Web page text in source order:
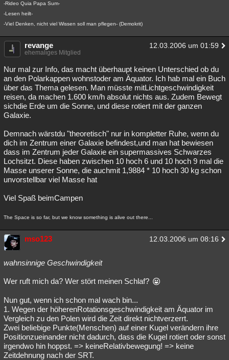
-Rideo Quia Papa Sum-
-Lesen heilt-
-Viel Denken, nicht viel Wissen soll man pflegen- (Demokrit)
revange 12.03.2006 um 01:59
ehemaliges Mitglied
Nur mal zur Info, das macht überhaupt keinen Unterschied ob du
an den Polarkappen wohnstoder am Äquator. Ich hab mal ein Buch
über das Thema gelesen. Man müsste mitLichtgeschwindigkeit
reisen, da machen 1.600 km/h absolut nichts aus. Zudem Bewegt
sichdie Erde um die Sonne, und diese rotiert mit der ganzen
Galaxie.
Demnach wärstdu "theoretisch" nur in kompletter Ruhe, wenn du
dich im Zentrum einer Galaxie befindest,und man hat bewiesen
dass im Zentrum jeder Galaxie ein supermassives Schwarzes
Lochsitzt. Diese haben zwischen 10 hoch 6 und 10 hoch 9 mal die
Masse unserer Sonne, die auchmit 1,9884 * 10 hoch 30 kg schon
unvorstellbar viel Masse hat
Viel Spaß beimCampen
The Space is so far, but we know something is alive out there...
mso123 12.03.2006 um 08:16
wahnsinnige Geschwindigkeit
Wer ruft mich da? Wer stört meinen Schlaf?
Nun gut, wenn ich schon mal wach bin...
1. Wegen der höherenRotationsgeschwindigkeit am Äquator im
Vergleich zu den Polen wird die Zeit direkt nichtverzerrt.
Zwei beliebige Punkte(Menschen) auf einer Kugel verändern ihre
Positionzueinander nicht dadurch, dass die Kugel rotiert oder sonst
irgendwo hin hoppst. => keineRelativbewegung! => keine
Zeitdehnung nach der SRT.